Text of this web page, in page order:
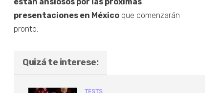
presentaciones en México que comenzarán
pronto.
Quizá te interese:
TESTS